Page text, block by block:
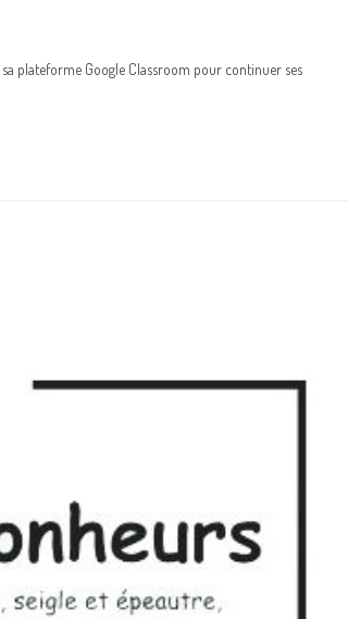
plateforme Google Classroom pour continuer ses